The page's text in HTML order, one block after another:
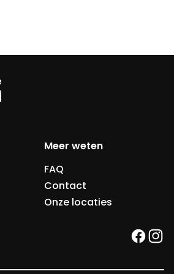
Meer weten
FAQ
Contact
Onze locaties